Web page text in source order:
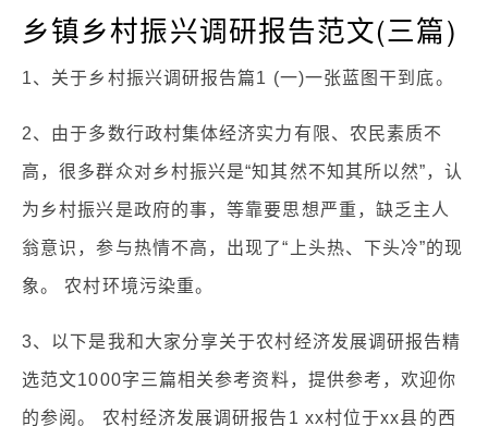
乡镇乡村振兴调研报告范文(三篇)
1、关于乡村振兴调研报告篇1 (一)一张蓝图干到底。
2、由于多数行政村集体经济实力有限、农民素质不
高，很多群众对乡村振兴是“知其然不知其所以然”，认
为乡村振兴是政府的事，等靠要思想严重，缺乏主人
翁意识，参与热情不高，出现了“上头热、下头冷”的现
象。 农村环境污染重。
3、以下是我和大家分享关于农村经济发展调研报告精
选范文1000字三篇相关参考资料，提供参考，欢迎你
的参阅。 农村经济发展调研报告1 xx村位于xx县的西